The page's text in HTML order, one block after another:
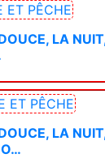
ET PÊCHE
LA
ET PÊCHE
LA